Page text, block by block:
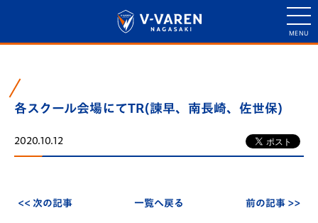
各スクール会場にてTR(諫早、南長崎、佐世保)
2020.10.12
<< 次の記事 一覧へ戻る 前の記事 >>